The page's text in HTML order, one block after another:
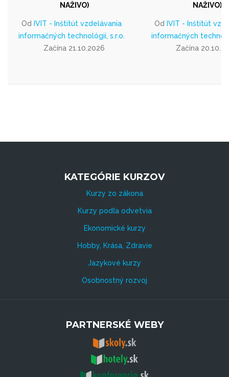
NAŽIVO)
Od IVIT - Inštitút vzdelávania
informačných technológií, s.r.o.
Začína 21.10.2026
NAŽIVO)
Od IVIT - Inštitút
informačných
Začína
KATEGÓRIE KURZOV
Kurzy zo zákona
Kurzy podľa odvetvia
Ekonomické kurzy
Hobby, Krása, Zdravie
Jazykové kurzy
Osobnostný rozvoj
PARTNERSKÉ WEBY